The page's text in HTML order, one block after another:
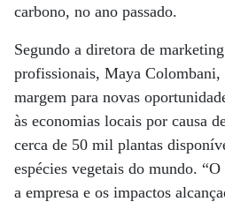
carbono, no ano passado.
Segundo a diretora de
profissionais, Maya
margem para novas
às economias locais por causa
cerca de 50 mil plantas
espécies vegetais do mundo.
a empresa e os impactos